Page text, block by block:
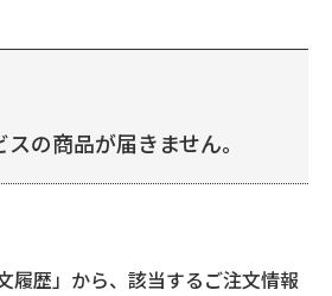
の商品が届きません。
履歴」から、該当するご注文情報